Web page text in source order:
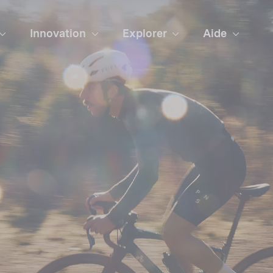
Innovation Explorer Aide